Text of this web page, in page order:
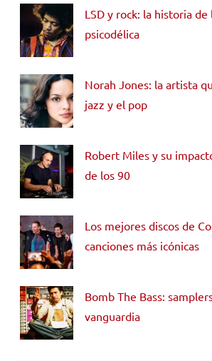
LSD y rock: la historia
psicodélica
Norah Jones: la artista
jazz y el pop
Robert Miles y su
de los 90
Los mejores discos de
canciones más icónicas
Bomb The Bass:
vanguardia